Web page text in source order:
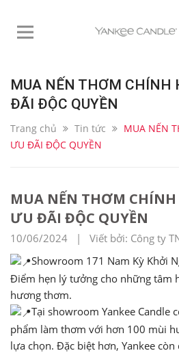
MUA NẾN THƠM CHÍNH
ĐÃI ĐỘC QUYỀN
Trang chủ Tin tức
MUA NẾN
ƯU ĐÃI ĐỘC QUYỀN
MUA NẾN THƠM
ƯU ĐÃI ĐỘC QUYỀN
10/06/2024 | Viết bởi: Công ty
Showroom 171 Nam Kỳ Khởi
Điểm hẹn lý tưởng cho những tâm
hương thơm.
Tại showroom Yankee Candle
phẩm làm thơm với hơn 100 mùi
lựa chọn. Đặc biệt hơn, Yankee còn